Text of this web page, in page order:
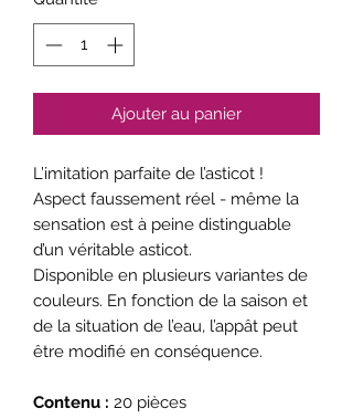
Ajouter au panier
L’imitation parfaite de l’asticot !
Aspect faussement réel - même la
sensation est à peine distinguable
d’un véritable asticot.
Disponible en plusieurs variantes de
couleurs. En fonction de la saison et
de la situation de l’eau, l’appât peut
être modifié en conséquence.
Contenu : 20 pièces